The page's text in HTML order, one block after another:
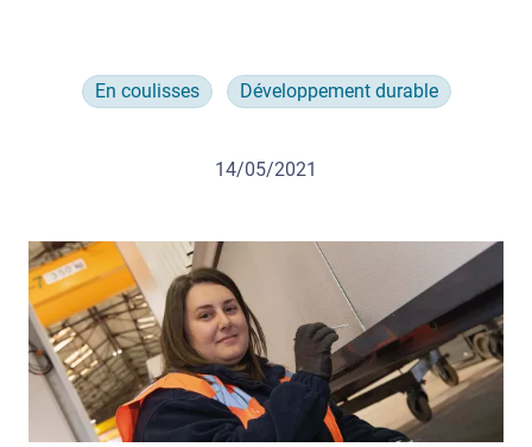
En coulisses Développement durable
14/05/2021